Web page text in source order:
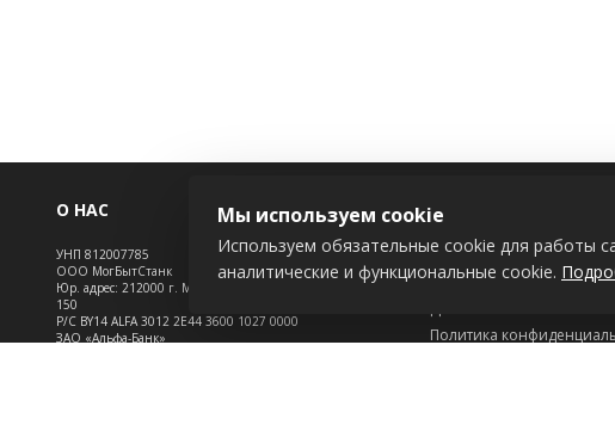
О НАС
УНП 812007785
ООО МогБытСтанк
Юр. адрес: 212000 г. Могилев, Славгородское шоссе,
150
Р/С BY14 ALFA 3012 2Е44 3600 1027 0000
ЗАО «Альфа-Банк»
ИНФОРМАЦИЯ
Новости
Контакты
Политика
Мы используем cookie
Используем обязательные cookie для работы
аналитические и функциональные cookie.